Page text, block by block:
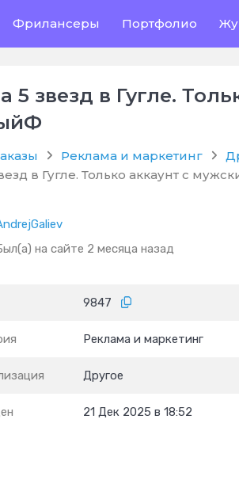
Фрилансеры Портфолио
5 звезд в Гугле.
Реклама и маркетинг
в Гугле. Только аккаунт с
на сайте 2 месяца назад
9847
Реклама и маркетинг
Другое
21 Дек 2025 в 18:52